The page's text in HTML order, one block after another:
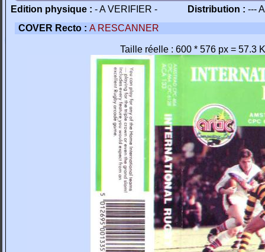
Edition physique : - A VERIFIER - Distribution : ---
COVER Recto : A RESCANNER
Taille réelle : 600 * 576 px = 57.3